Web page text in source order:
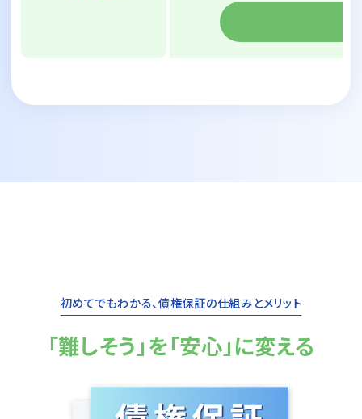
初めてでもわかる、債権保証の仕組みとメリット
「難しそう」を「安心」に変える